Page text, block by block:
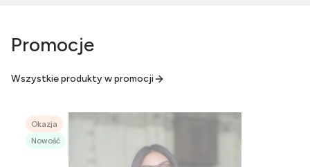
Promocje
Wszystkie produkty w promocji
Okazja
Nowość